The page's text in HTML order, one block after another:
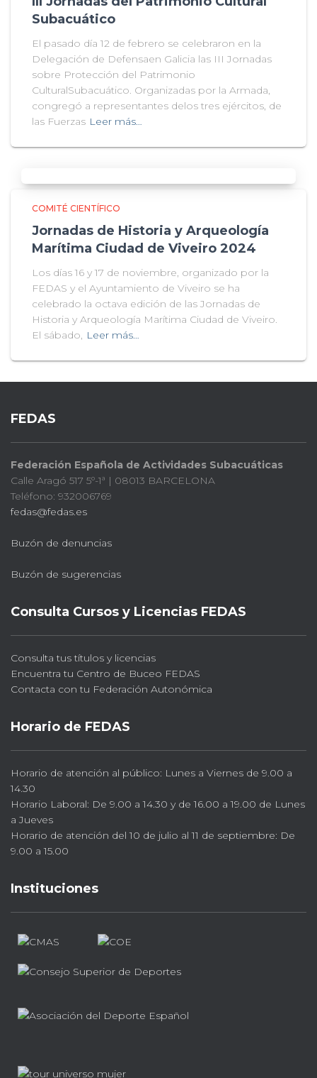
Subacuático
El pasado día 12 de febrero se celebraron en la
Delegación de Defensaen Galicia las III Jornadas
sobre Protección del Patrimonio
CulturalSubacuático. Organizadas por la Armada,
congregó a representantes delos tres ejércitos, de
las Fuerzas Leer más…
COMITÉ CIENTÍFICO
Jornadas de Historia y Arqueología
Marítima Ciudad de Viveiro 2024
Los días 16 y 17 de noviembre, organizado por la
FEDAS y el Ayuntamiento de Viveiro se ha
celebrado la octava edición de las Jornadas de
Historia y Arqueología Marítima Ciudad de Viveiro.
El sábado, Leer más…
FEDAS
Federación Española de Actividades Subacuáticas
Calle Aragó 517 5º-1ª | 08013 BARCELONA
Teléfono: 932006769
fedas@fedas.es
Buzón de denuncias
Buzón de sugerencias
Consulta Cursos y Licencias FEDAS
Consulta tus títulos y licencias
Encuentra tu Centro de Buceo FEDAS
Contacta con tu Federación Autonómica
Horario de FEDAS
Horario de atención al público: Lunes a Viernes de 9.00 a
14.30
Horario Laboral: De 9.00 a 14.30 y de 16.00 a 19.00 de Lunes
a Jueves
Horario de atención del 10 de julio al 11 de septiembre: De
9.00 a 15.00
Instituciones